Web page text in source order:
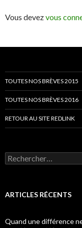
Vous devezvous
TOUTES NOS BRÈVES 2015
TOUTES NOS BRÈVES 2016
RETOUR AU SITE REDLINK
Rechercher :
ARTICLES RÉCENTS
Quand une différence